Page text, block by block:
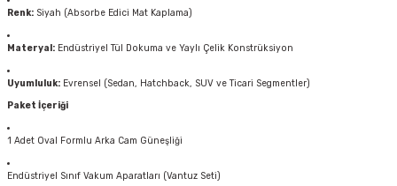
Renk: Siyah (Absorbe Edici Mat Kaplama)
Materyal: Endüstriyel Tül Dokuma ve Yaylı Çelik Konstrüksiyon
Uyumluluk: Evrensel (Sedan, Hatchback, SUV ve Ticari Segmentler)
Paket İçeriği
1 Adet Oval Formlu Arka Cam Güneşliği
Endüstriyel Sınıf Vakum Aparatları (Vantuz Seti)